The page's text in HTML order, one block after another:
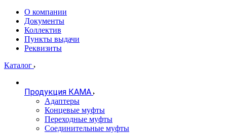
О компании
Документы
Коллектив
Пункты выдачи
Реквизиты
Каталог
Продукция КАМА
Адаптеры
Концевые муфты
Переходные муфты
Соединительные муфты